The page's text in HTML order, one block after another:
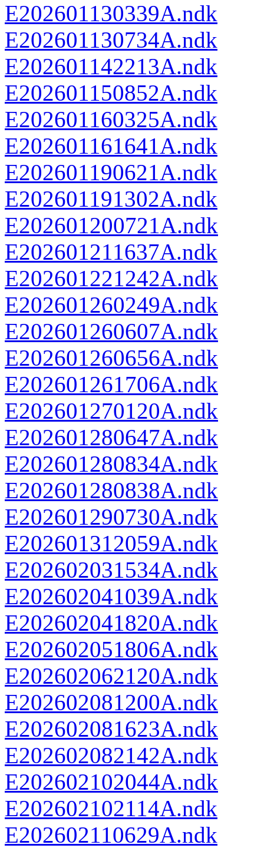
E202601130339A.ndk
E202601130734A.ndk
E202601142213A.ndk
E202601150852A.ndk
E202601160325A.ndk
E202601161641A.ndk
E202601190621A.ndk
E202601191302A.ndk
E202601200721A.ndk
E202601211637A.ndk
E202601221242A.ndk
E202601260249A.ndk
E202601260607A.ndk
E202601260656A.ndk
E202601261706A.ndk
E202601270120A.ndk
E202601280647A.ndk
E202601280834A.ndk
E202601280838A.ndk
E202601290730A.ndk
E202601312059A.ndk
E202602031534A.ndk
E202602041039A.ndk
E202602041820A.ndk
E202602051806A.ndk
E202602062120A.ndk
E202602081200A.ndk
E202602081623A.ndk
E202602082142A.ndk
E202602102044A.ndk
E202602102114A.ndk
E202602110629A.ndk